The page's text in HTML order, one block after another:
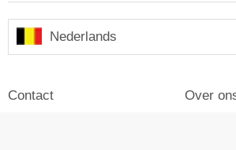
Nederlands
Contact Over